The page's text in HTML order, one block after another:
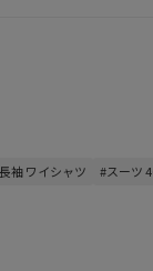
袖 ワイシャツ #スーツ